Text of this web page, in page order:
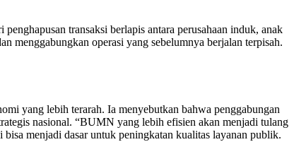
transaksi berlapis antara perusahaan induk, anak
menggabungkan operasi yang sebelumnya berjalan terpisah.
yang lebih terarah. Ia menyebutkan bahwa penggabungan
nasional. “BUMN yang lebih efisien akan menjadi tulang
menjadi dasar untuk peningkatan kualitas layanan publik.